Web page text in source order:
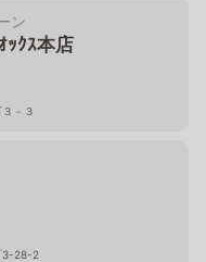
ン
ｯｸｽ本店
－３
3-28-2